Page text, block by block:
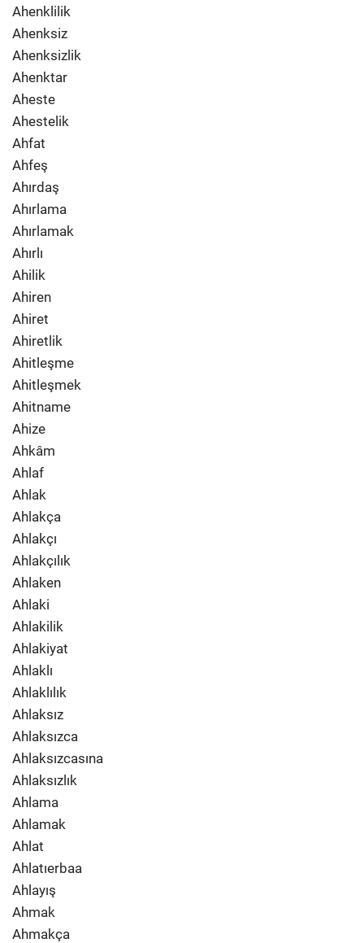
Ahenklilik
Ahenksiz
Ahenksizlik
Ahenktar
Aheste
Ahestelik
Ahfat
Ahfeş
Ahırdaş
Ahırlama
Ahırlamak
Ahırlı
Ahilik
Ahiren
Ahiret
Ahiretlik
Ahitleşme
Ahitleşmek
Ahitname
Ahize
Ahkâm
Ahlaf
Ahlak
Ahlakça
Ahlakçı
Ahlakçılık
Ahlaken
Ahlaki
Ahlakilik
Ahlakiyat
Ahlaklı
Ahlaklılık
Ahlaksız
Ahlaksızca
Ahlaksızcasına
Ahlaksızlık
Ahlama
Ahlamak
Ahlat
Ahlatıerbaa
Ahlayış
Ahmak
Ahmakça